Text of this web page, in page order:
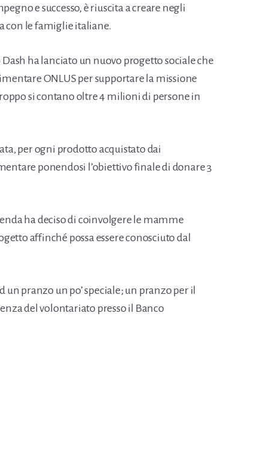
e successo, è riuscita a creare negli
con le famiglie italiane.
ha lanciato un nuovo progetto sociale che
ONLUS per supportare la missione
si contano oltre 4 milioni di persone in
per ogni prodotto acquistato dai
ponendosi l’obiettivo finale di donare 3
ha deciso di coinvolgere le mamme
affinché possa essere conosciuto dal
pranzo un po’ speciale; un pranzo per il
del volontariato presso il Banco